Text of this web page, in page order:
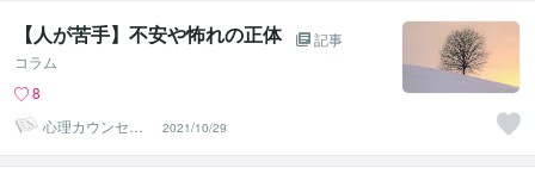
【人が苦手】不安や怖れの正体
記事
コラム
8
心理カウンセラ
ー りょこぴー
2021/10/29